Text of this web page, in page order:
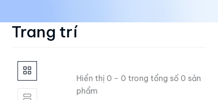
Trang trí
Hiển thị 0 - 0 trong tổng số 0 sản
phẩm